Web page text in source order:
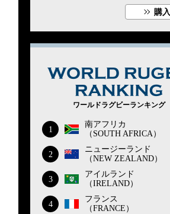
購入
ワールドラグビーランキング
1
南アフリカ
（SOUTH AFRICA）
2
ニュージーランド
（NEW ZEALAND）
3
アイルランド
（IRELAND）
4
フランス
（FRANCE）